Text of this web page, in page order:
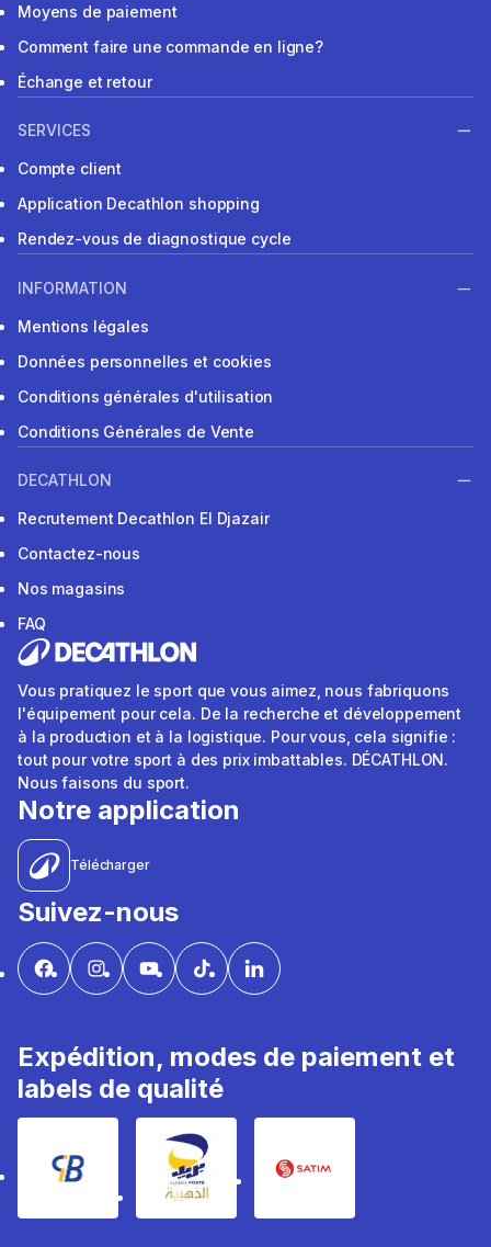
Moyens de paiement
Comment faire une commande en ligne?
Échange et retour
SERVICES
Compte client
Application Decathlon shopping
Rendez-vous de diagnostique cycle
INFORMATION
Mentions légales
Données personnelles et cookies
Conditions générales d'utilisation
Conditions Générales de Vente
DECATHLON
Recrutement Decathlon El Djazair
Contactez-nous
Nos magasins
FAQ
Vous pratiquez le sport que vous aimez, nous fabriquons
l'équipement pour cela. De la recherche et développement
à la production et à la logistique. Pour vous, cela signifie :
tout pour votre sport à des prix imbattables. DÉCATHLON.
Nous faisons du sport.
Notre application
Télécharger
Suivez-nous
Expédition, modes de paiement et
labels de qualité